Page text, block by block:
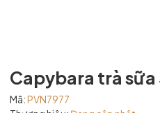
Capybara trà
Mã:PVN7977